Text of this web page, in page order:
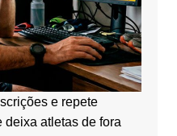
e repete
deixa atletas de fora